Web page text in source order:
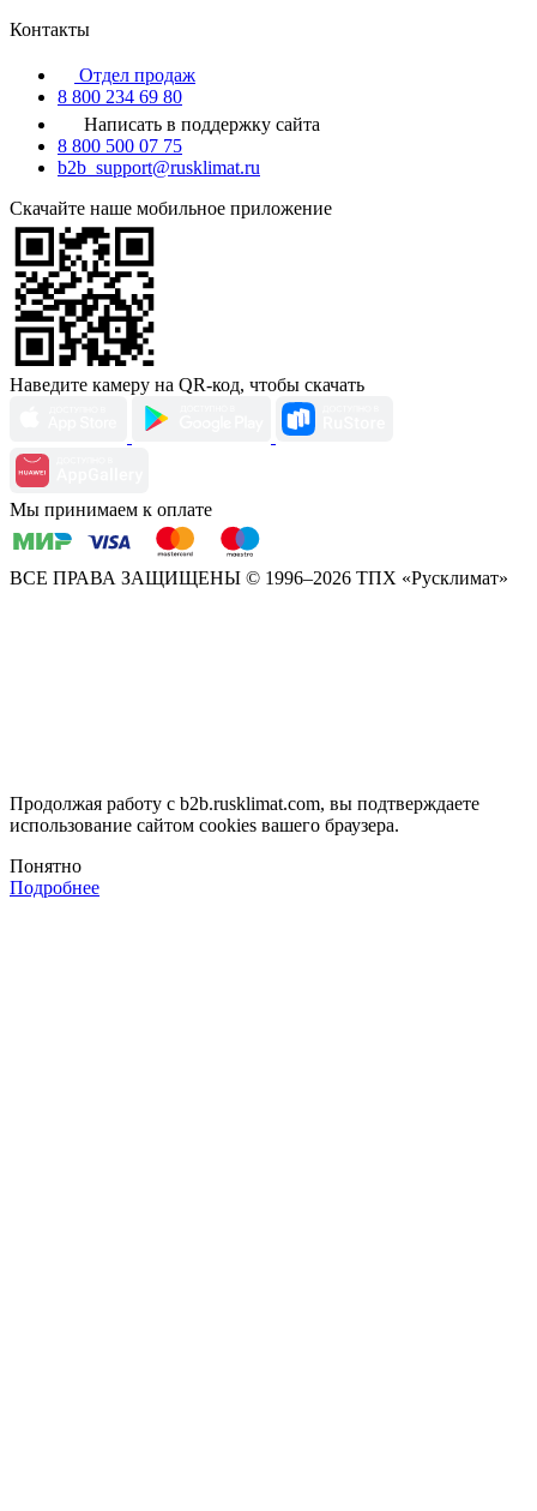
Контакты
Отдел продаж
8 800 234 69 80
Написать в поддержку сайта
8 800 500 07 75
b2b_support@rusklimat.ru
Скачайте наше мобильное приложение
Наведите камеру на QR-код, чтобы скачать
Мы принимаем к оплате
ВСЕ ПРАВА ЗАЩИЩЕНЫ © 1996–2026 ТПХ «Русклимат»
Продолжая работу с b2b.rusklimat.com, вы подтверждаете
использование сайтом cookies вашего браузера.
Понятно
Подробнее